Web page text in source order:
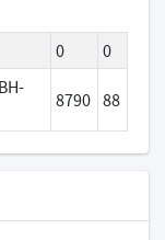
0 0
8790 88